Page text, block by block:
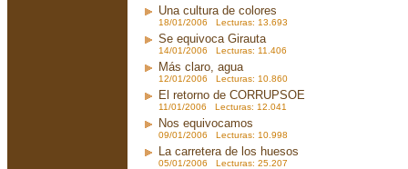
Una cultura de colores
18/01/2006 Lecturas: 13.693
Se equivoca Girauta
14/01/2006 Lecturas: 11.406
Más claro, agua
12/01/2006 Lecturas: 10.860
El retorno de CORRUPSOE
11/01/2006 Lecturas: 12.041
Nos equivocamos
09/01/2006 Lecturas: 10.998
La carretera de los huesos
05/01/2006 Lecturas: 25.207